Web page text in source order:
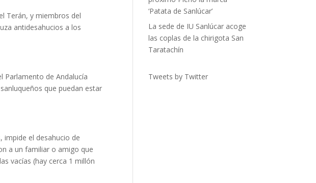
Terán, y miembros del
antidesahucios a los
Parlamento de Andalucía
que puedan estar
impide el desahucio de
a un familiar o amigo que
vacías (hay cerca 1 millón
‘Patata de Sanlúcar’
La sede de IU Sanlúcar acoge
las coplas de la chirigota San
Taratachín
Tweets by Twitter